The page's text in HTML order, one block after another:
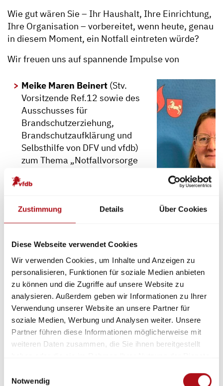
Zustimmung Details Über Cookies
Diese Webseite verwendet Cookies
Wir verwenden Cookies, um Inhalte und Anzeigen zu
personalisieren, Funktionen für soziale Medien anbieten
zu können und die Zugriffe auf unsere Website zu
analysieren. Außerdem geben wir Informationen zu Ihrer
Verwendung unserer Website an unsere Partner für
soziale Medien, Werbung und Analysen weiter. Unsere
Partner führen diese Informationen möglicherweise mit
weiteren Daten zusammen, die Sie ihnen bereitgestellt
Notwendig
Wie gut wären Sie – Ihr Haushalt, Ihre Einrichtung,
Ihre Organisation – vorbereitet, wenn heute, genau
in diesem Moment, ein Notfall eintreten würde?
Wir freuen uns auf spannende Impulse von
Meike Maren Beinert (Stv.
Vorsitzende Ref.12 sowie des
Ausschusses für
Brandschutzerziehung,
Brandschutzaufklärung und
Selbsthilfe von DFV und vfdb)
zum Thema „Notfallvorsorge
Konzepte und Materialien für
Lars Inderthal
(Brandschutzsachverständiger
bei DEKRA) zum Thema: „Vom
Kindergarten bis zum
Pflegeheim - Methoden zur
Stärkung der
Selbsthilfefähigkeit von
verschiedenen Zielgruppen“